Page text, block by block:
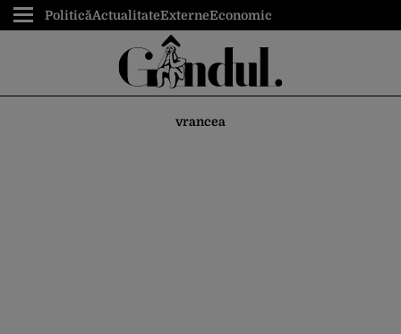
PoliticăActualitateExterneEconomic
vrancea